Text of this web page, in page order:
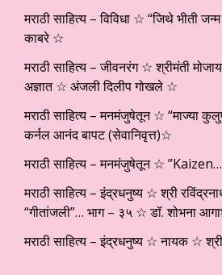
मराठी साहित्य – विविधा ☆ “जिथे भीती
काबरे ☆
मराठी साहित्य – जीवनरंग ☆ श्रीमंती
अज्ञात ☆ अंजली दिलीप गोखले ☆
मराठी साहित्य – मनमंजुषेतून ☆ “माज्या
कर्नल आनंद बापट (सेवानिवृत्त)☆
मराठी साहित्य – मनमंजुषेतून ☆
मराठी साहित्य – इंद्रधनुष्य ☆ श्री
“गीतांजली”… भाग – ३५ ☆ डॉ. शोभना
मराठी साहित्य – इंद्रधनुष्य ☆ नायक ☆